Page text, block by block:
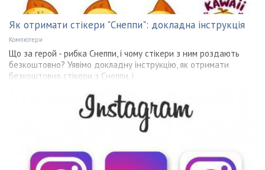
Як отримати стікери "Снеппи": докладна інструкція
Компютери
Що за герой - рибка Снеппи, і чому стікери з ним роздають
безкоштовно? Уявімо докладну інструкцію, як отримати
безкоштовно стікери з Снеппи, і